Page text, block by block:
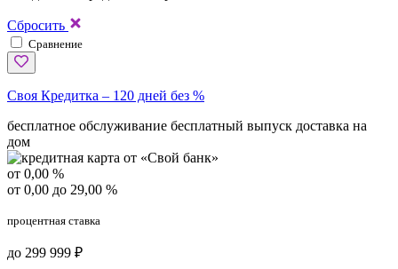
Сбросить
Сравнение
Своя Кредитка – 120 дней без %
бесплатное обслуживание бесплатный выпуск доставка на
дом
от 0,00 %
от 0,00 до 29,00 %
процентная ставка
до 299 999 ₽